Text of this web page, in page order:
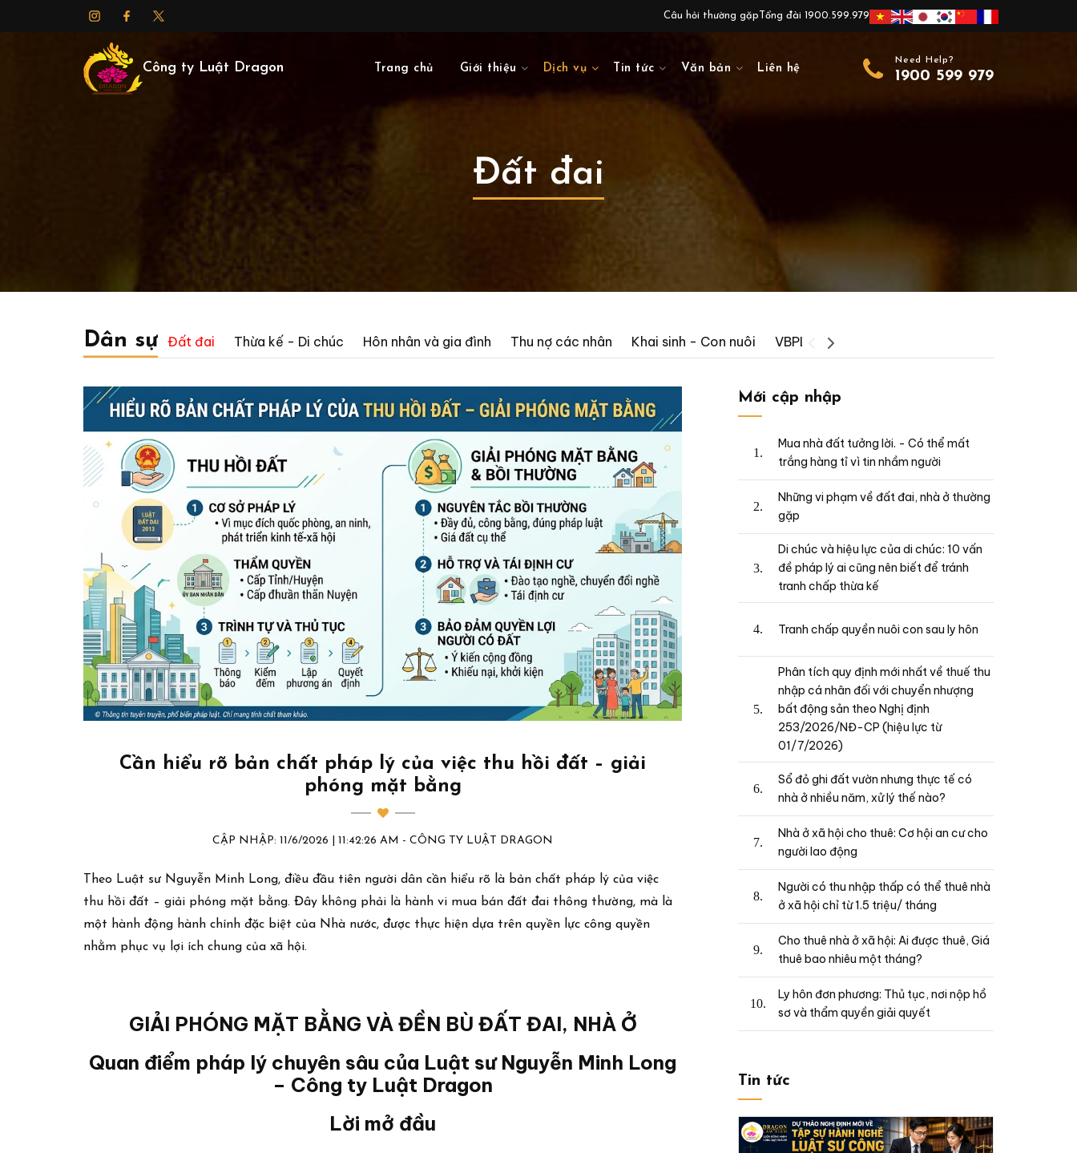
Câu hỏi thường gặp Tổng đài 1900.599.979
Công ty Luật Dragon Trang chủ Giới thiệu Dịch vụ Tin tức Văn bản Liên hệ
Need Help?
1900 599 979
Đất đai
Dân sự Đất đai Thừa kế - Di chúc Hôn nhân và gia đình Thu nợ các nhân Khai sinh - Con nuôi VBPL
Cần hiểu rõ bản chất pháp lý của việc thu hồi đất – giải
phóng mặt bằng
CẬP NHẬP: 11/6/2026 | 11:42:26 AM - CÔNG TY LUẬT DRAGON
Theo Luật sư Nguyễn Minh Long, điều đầu tiên người dân cần hiểu rõ là bản chất pháp lý của việc
thu hồi đất – giải phóng mặt bằng. Đây không phải là hành vi mua bán đất đai thông thường, mà là
một hành động hành chính đặc biệt của Nhà nước, được thực hiện dựa trên quyền lực công quyền
nhằm phục vụ lợi ích chung của xã hội.
GIẢI PHÓNG MẶT BẰNG VÀ ĐỀN BÙ ĐẤT ĐAI, NHÀ Ở
Quan điểm pháp lý chuyên sâu của Luật sư Nguyễn Minh Long
– Công ty Luật Dragon
Lời mở đầu
Mới cập nhập
Mua nhà đất tưởng lời. - Có thể mất
trắng hàng tỉ vì tin nhầm người
Những vi phạm về đất đai, nhà ở thường
gặp
Di chúc và hiệu lực của di chúc: 10 vấn
đề pháp lý ai cũng nên biết để tránh
tranh chấp thừa kế
Tranh chấp quyền nuôi con sau ly hôn
Phân tích quy định mới nhất về thuế thu
nhập cá nhân đối với chuyển nhượng
bất động sản theo Nghị định
253/2026/NĐ-CP (hiệu lực từ
01/7/2026)
Sổ đỏ ghi đất vườn nhưng thực tế có
nhà ở nhiều năm, xử lý thế nào?
Nhà ở xã hội cho thuê: Cơ hội an cư cho
người lao động
Người có thu nhập thấp có thể thuê nhà
ở xã hội chỉ từ 1.5 triệu/ tháng
Cho thuê nhà ở xã hội: Ai được thuê, Giá
thuê bao nhiêu một tháng?
Ly hôn đơn phương: Thủ tục, nơi nộp hồ
sơ và thẩm quyền giải quyết
Tin tức